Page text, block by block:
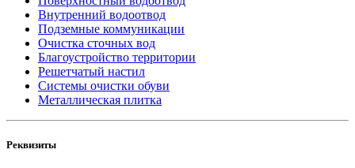
Внутренний водоотвод
Подземные коммуникации
Очистка сточных вод
Благоустройство территории
Решетчатый настил
Системы очистки обуви
Металлическая плитка
Реквизиты